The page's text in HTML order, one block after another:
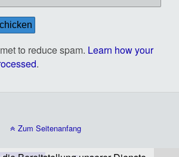
to reduce spam. Learn how your
.
Zum Seitenanfang